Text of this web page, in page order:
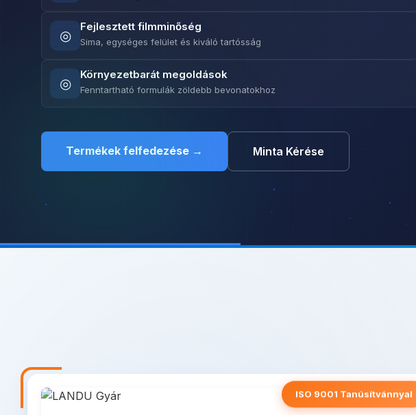
◎
Fejlesztett filmminőség
Sima, egységes felület és kiváló tartósság
◎
Környezetbarát megoldások
Fenntartható formulák zöldebb bevonatokhoz
Termékek felfedezése → Minta Kérése
ISO 9001 Tanúsítvánnyal